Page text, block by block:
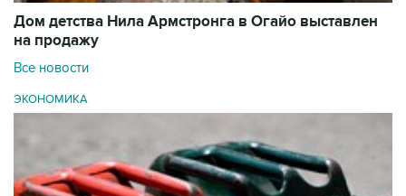
Дом детства Нила Армстронга в Огайо выставлен
на продажу
Все новости
ЭКОНОМИКА